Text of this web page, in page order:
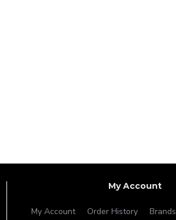
My Account
My Account Order History Brands